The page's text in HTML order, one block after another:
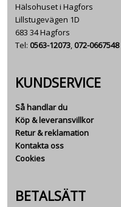
Hälsohuset i Hagfors
Lillstugevägen 1D
683 34 Hagfors
Tel: 0563-12073,072-0667548
KUNDSERVICE
Så handlar du
Köp & leveransvillkor
Retur & reklamation
Kontakta oss
Cookies
BETALSÄTT